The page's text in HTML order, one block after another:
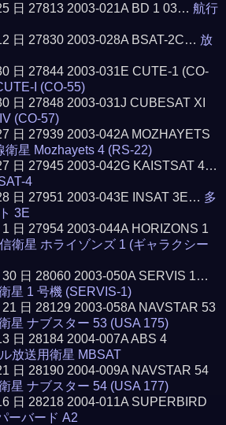
日 27813 2003-021A BD 1 03…航行
日 27830 2003-028A BSAT-2C… 放
日 27844 2003-031E CUTE-1 (CO-
I (CO-55)
日 27848 2003-031J CUBESAT XI
(CO-57)
日 27939 2003-042A MOZHAYETS
衛星 Mozhayets 4 (RS-22)
日 27945 2003-042G KAISTSAT 4…
4
日 27951 2003-043E INSAT 3E… 多
3E
日 27954 2003-044A HORIZONS 1
衛星 ホライゾンズ 1 (ギャラクシー
30 日 28060 2003-050A SERVIS 1…
星 1 号機 (SERVIS-1)
日 28129 2003-058A NAVSTAR 53
星 ナブスター 53 (USA 175)
日 28184 2004-007A ABS 4
放送用衛星 MBSAT
日 28190 2004-009A NAVSTAR 54
星 ナブスター 54 (USA 177)
日 28218 2004-011A SUPERBIRD
ーバード A2